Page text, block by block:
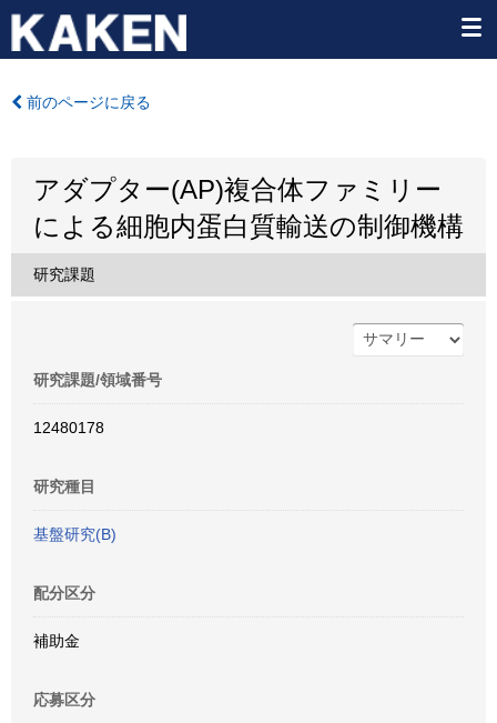
前のページに戻る
アダプター(AP)複合体ファミリー
による細胞内蛋白質輸送の制御機構
研究課題
研究課題/領域番号
12480178
研究種目
基盤研究(B)
配分区分
補助金
応募区分